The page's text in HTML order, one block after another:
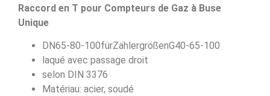
Raccord en T pour Compteurs de Gaz à Buse
Unique
DN65-80-100fürZählergrößenG40-65-100
laqué avec passage droit
selon DIN 3376
Matériau: acier, soudé